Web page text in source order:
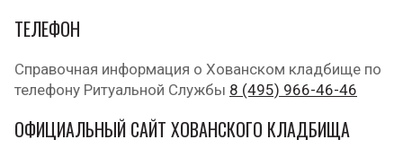
ТЕЛЕФОН
Справочная информация о Хованском кладбище по
телефону Ритуальной Службы 8 (495) 966-46-46
ОФИЦИАЛЬНЫЙ САЙТ ХОВАНСКОГО КЛАДБИЩА